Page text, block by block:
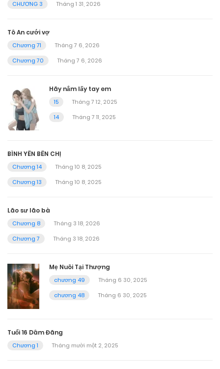
CHƯƠNG 3
Tháng 1 31, 2026
Tô An cưới vợ
Chương 71
Tháng 7 6, 2026
Chương 70
Tháng 7 6, 2026
Hãy nắm lấy tay em
15
Tháng 7 12, 2025
14
Tháng 7 11, 2025
BÌNH YÊN BÊN CHỊ
Chương 14
Tháng 10 8, 2025
Chương 13
Tháng 10 8, 2025
Lão sư lão bà
Chương 8
Tháng 3 18, 2026
Chương 7
Tháng 3 18, 2026
Mẹ Nuôi Tại Thượng
chương 49
Tháng 6 30, 2025
chương 48
Tháng 6 30, 2025
Tuổi 16 Dâm Đãng
Chương 1 Tháng mười một 2, 2025